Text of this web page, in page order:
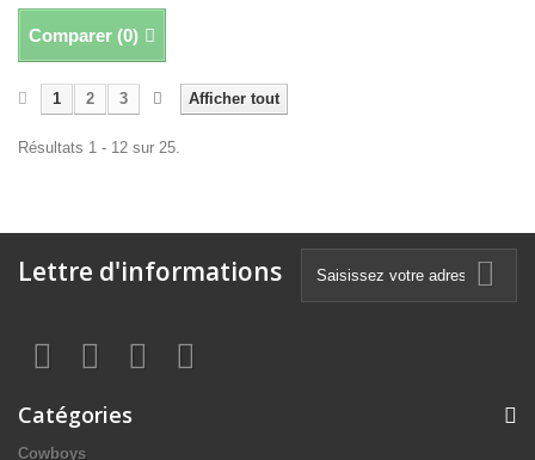
Comparer (0)
Afficher tout
1 2 3
Résultats 1 - 12 sur 25.
Lettre d'informations
Catégories
Cowboys